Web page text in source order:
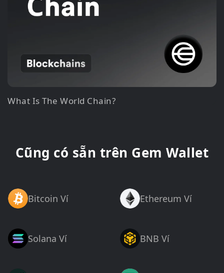
What Is The World Chain?
Cũng có sẵn trên Gem Wallet
Bitcoin Ví Ethereum Ví
Solana Ví BNB Ví